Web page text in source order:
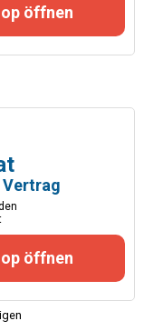
öffnen
Vertrag
öffnen